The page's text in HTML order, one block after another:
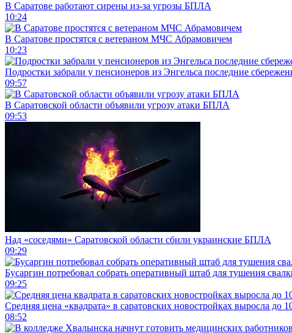
В Саратове работают сирены из-за угрозы БПЛА
10:24
В Саратове простятся с ветераном МЧС Абрамовичем
10:23
Подростки забрали у пенсионеров из Энгельса последние
09:57
В Саратовской области объявили угрозу атаки БПЛА
09:53
Над «соседями» Саратовской области сбили украинские БПЛА
09:29
Бусаргин потребовал собрать оперативный штаб для тушения
09:25
Средняя цена «квадрата» в саратовских новостройках выросла до
08:52